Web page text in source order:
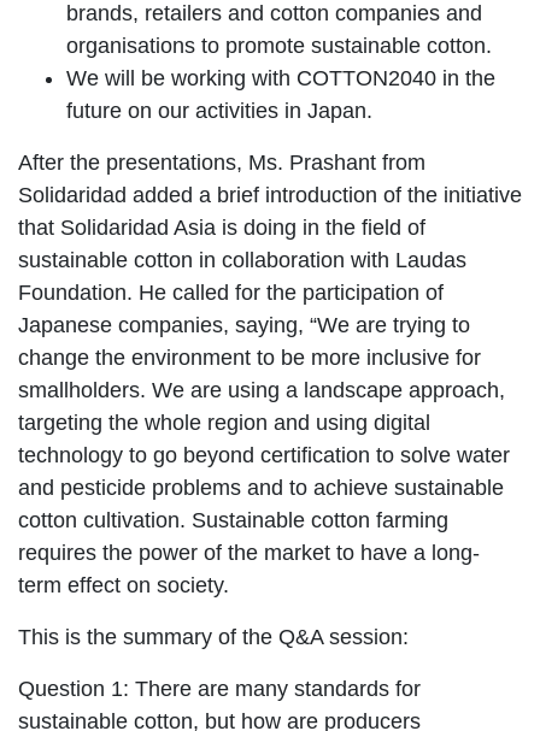
brands, retailers and cotton companies and
organisations to promote sustainable cotton.
We will be working with COTTON2040 in the
future on our activities in Japan.
After the presentations, Ms. Prashant from
Solidaridad added a brief introduction of the initiative
that Solidaridad Asia is doing in the field of
sustainable cotton in collaboration with Laudas
Foundation. He called for the participation of
Japanese companies, saying, “We are trying to
change the environment to be more inclusive for
smallholders. We are using a landscape approach,
targeting the whole region and using digital
technology to go beyond certification to solve water
and pesticide problems and to achieve sustainable
cotton cultivation. Sustainable cotton farming
requires the power of the market to have a long-
term effect on society.
This is the summary of the Q&A session:
Question 1: There are many standards for
sustainable cotton, but how are producers